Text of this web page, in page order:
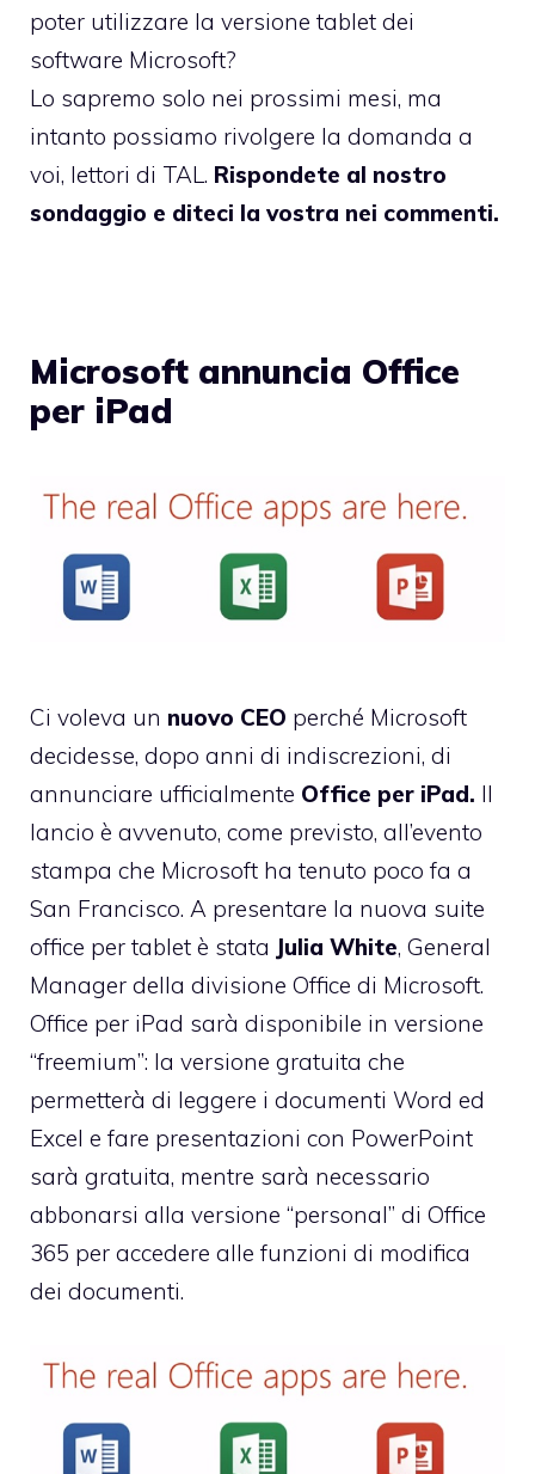
poter utilizzare la versione tablet dei
software Microsoft?
Lo sapremo solo nei prossimi mesi, ma
intanto possiamo rivolgere la domanda a
voi, lettori di TAL. Rispondete al nostro
sondaggio e diteci la vostra nei commenti.
Microsoft annuncia Office
per iPad
Ci voleva un nuovo CEO perché Microsoft
decidesse, dopo anni di indiscrezioni, di
annunciare ufficialmente Office per iPad. Il
lancio è avvenuto, come previsto, all’evento
stampa che Microsoft ha tenuto poco fa a
San Francisco. A presentare la nuova suite
office per tablet è stata Julia White, General
Manager della divisione Office di Microsoft.
Office per iPad sarà disponibile in versione
“freemium”: la versione gratuita che
permetterà di leggere i documenti Word ed
Excel e fare presentazioni con PowerPoint
sarà gratuita, mentre sarà necessario
abbonarsi alla versione “personal” di Office
365 per accedere alle funzioni di modifica
dei documenti.